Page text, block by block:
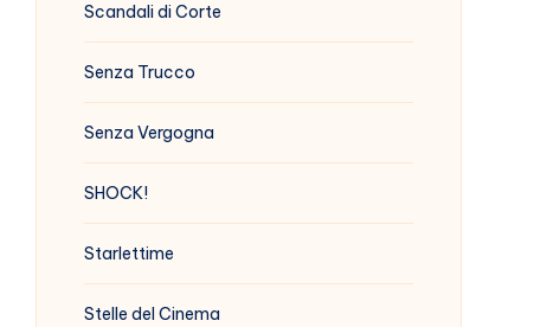
Scandali di Corte
Senza Trucco
Senza Vergogna
SHOCK!
Starlettime
Stelle del Cinema